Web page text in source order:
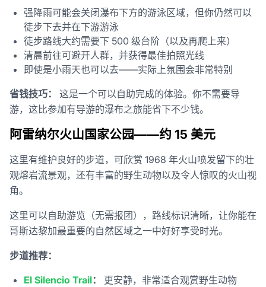
强降雨可能会关闭瀑布下方的游泳区域，但你仍然可以
徒步下去并在下游游泳
徒步路线大约需要下 500 级台阶（以及再爬上来）
清晨前往可避开人群，并获得最佳拍照光线
即使是小雨天也可以去——实际上氛围会非常特别
省钱技巧：
这是一个可以自助完成的体验。你不需要导
游，这比参加有导游的瀑布之旅能省下不少钱。
阿雷纳尔火山国家公园——约 15 美元
这里有维护良好的步道，可欣赏 1968 年火山喷发留下的壮
观熔岩流景观，还有丰富的野生动物以及令人惊叹的火山视
角。
这里可以自助游览（无需报团），路线标识清晰，让你能在
哥斯达黎加最重要的自然区域之一中好好享受时光。
步道推荐：
El Silencio Trail：
更安静，非常适合观赏野生动物